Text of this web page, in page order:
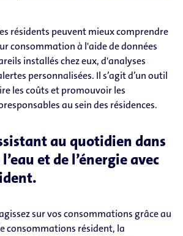
résidents peuvent mieux comprendre
consommation à l'aide de données
installés chez eux, d'analyses
personnalisées. Il s’agit d’un outil
les coûts et promouvoir les
au sein des résidences.
au quotidien dans
et de l’énergie avec
sur vos consommations grâce au
consommations résident, la